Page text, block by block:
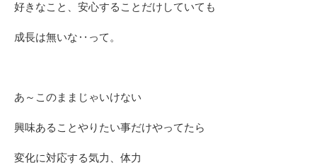
好きなこと、安心することだけしていても
成長は無いな‥って。
あ～このままじゃいけない
興味あることやりたい事だけやってたら
変化に対応する気力、体力